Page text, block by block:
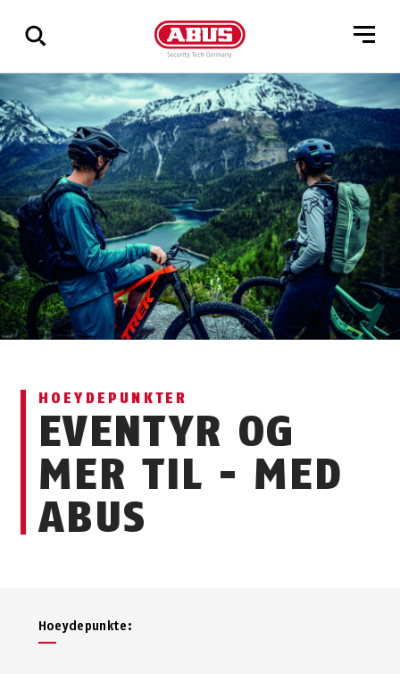
Via
alle
resultater
HOEYDEPUNKTER
EVENTYR OG
MER TIL - MED
ABUS
Hoeydepunkte: